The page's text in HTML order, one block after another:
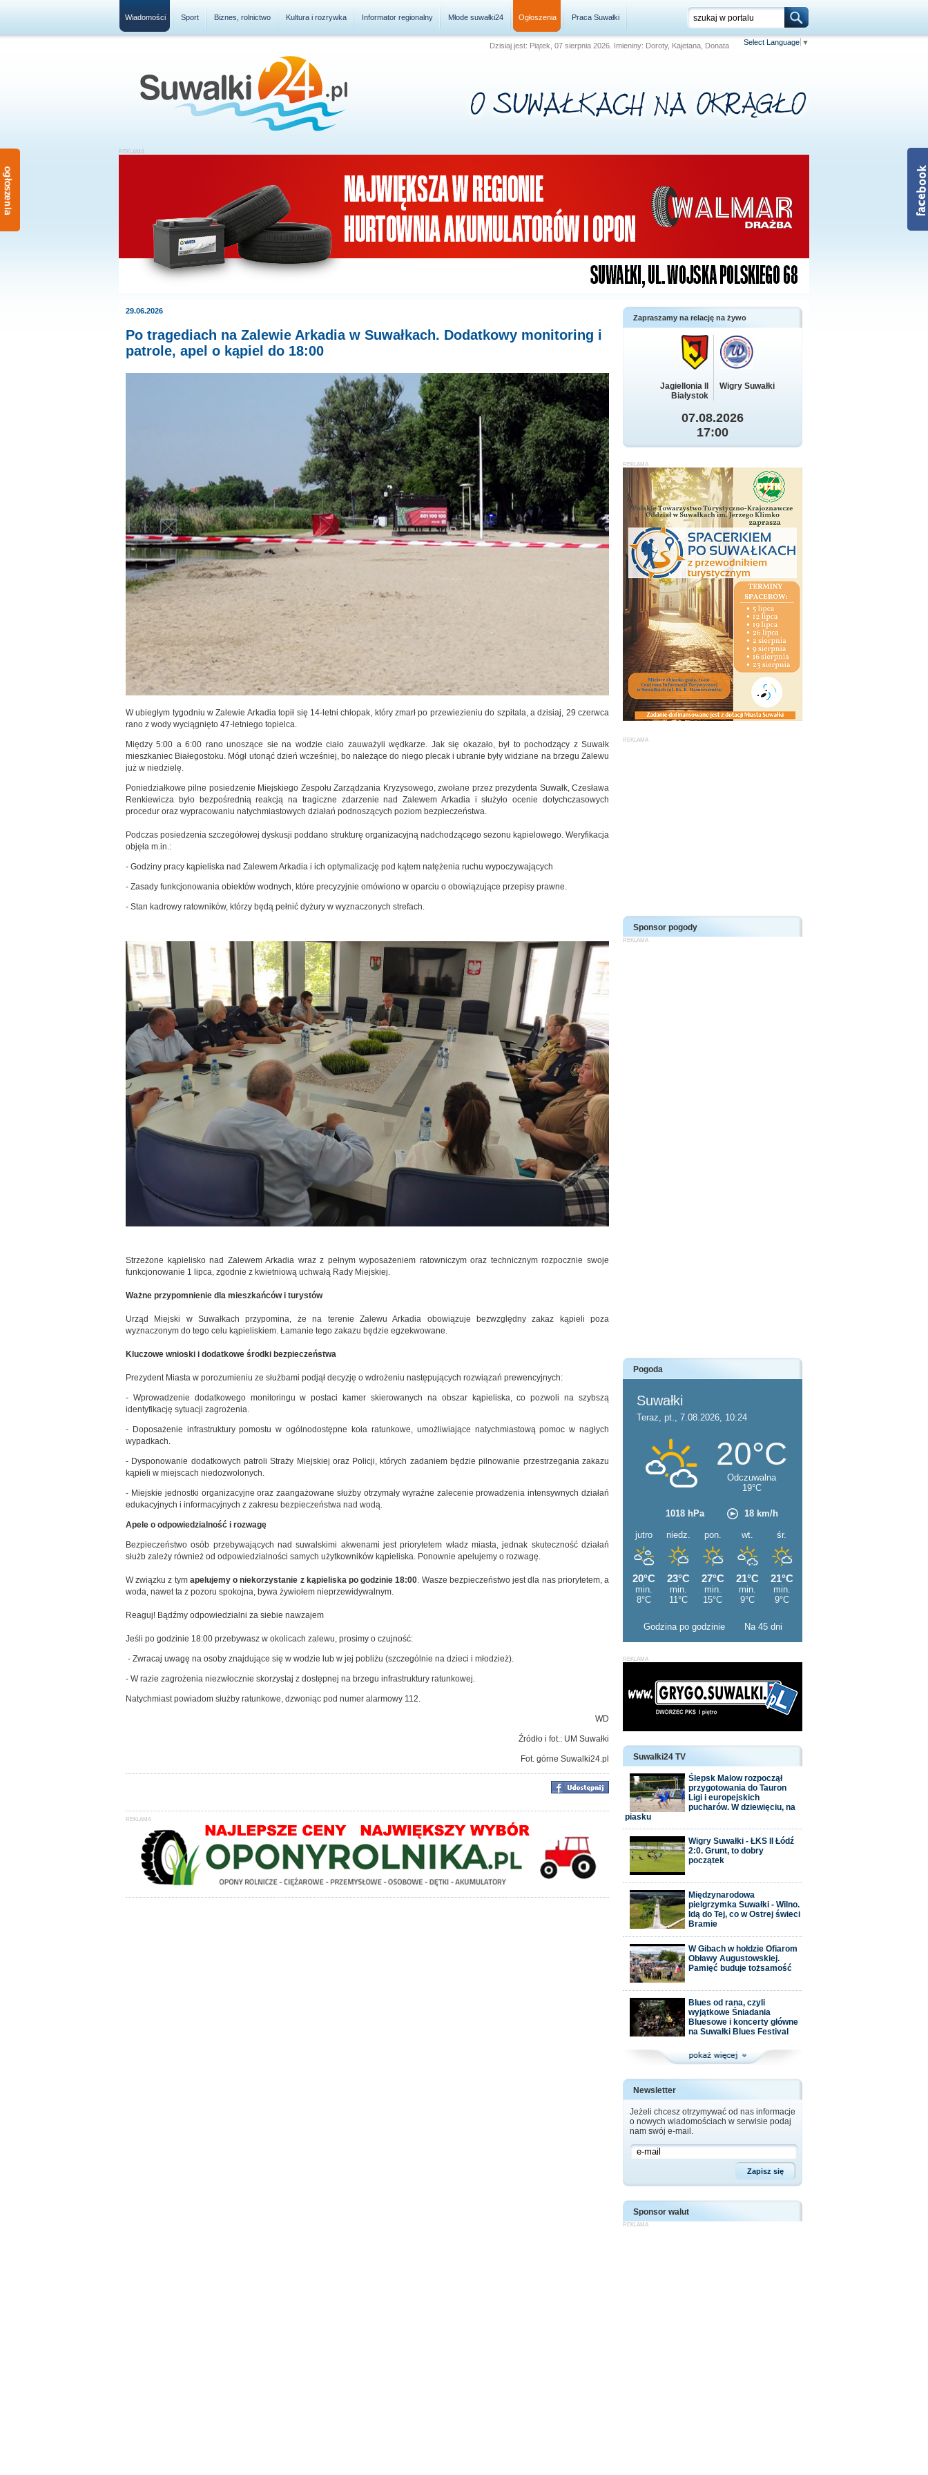
Wiadomości Sport Biznes, rolnictwo Kultura i rozrywka Informator regionalny Młode suwałki24 Ogłoszenia Praca Suwałki
Dzisiaj jest: Piątek, 07 sierpnia 2026. Imieniny: Doroty, Kajetana, Donata Select Language ▼
29.06.2026
Po tragediach na Zalewie Arkadia w Suwałkach. Dodatkowy monitoring i
patrole, apel o kąpiel do 18:00
W ubiegłym tygodniu w Zalewie Arkadia topił się 14-letni chłopak, który zmarł po przewiezieniu do szpitala, a dzisiaj, 29 czerwca
rano z wody wyciągnięto 47-letniego topielca.
Między 5:00 a 6:00 rano unoszące sie na wodzie ciało zauważyli wędkarze. Jak się okazało, był to pochodzący z Suwałk
mieszkaniec Białegostoku. Mógł utonąć dzień wcześniej, bo należące do niego plecak i ubranie były widziane na brzegu Zalewu
już w niedzielę.
Poniedziałkowe pilne posiedzenie Miejskiego Zespołu Zarządzania Kryzysowego, zwołane przez prezydenta Suwałk, Czesława
Renkiewicza było bezpośrednią reakcją na tragiczne zdarzenie nad Zalewem Arkadia i służyło ocenie dotychczasowych
procedur oraz wypracowaniu natychmiastowych działań podnoszących poziom bezpieczeństwa.
Podczas posiedzenia szczegółowej dyskusji poddano strukturę organizacyjną nadchodzącego sezonu kąpielowego. Weryfikacja
objęła m.in.:
- Godziny pracy kąpieliska nad Zalewem Arkadia i ich optymalizację pod kątem natężenia ruchu wypoczywających
- Zasady funkcjonowania obiektów wodnych, które precyzyjnie omówiono w oparciu o obowiązujące przepisy prawne.
- Stan kadrowy ratowników, którzy będą pełnić dyżury w wyznaczonych strefach.
Strzeżone kąpielisko nad Zalewem Arkadia wraz z pełnym wyposażeniem ratowniczym oraz technicznym rozpocznie swoje
funkcjonowanie 1 lipca, zgodnie z kwietniową uchwałą Rady Miejskiej.
Ważne przypomnienie dla mieszkańców i turystów
Urząd Miejski w Suwałkach przypomina, że na terenie Zalewu Arkadia obowiązuje bezwzględny zakaz kąpieli poza
wyznaczonym do tego celu kąpieliskiem. Łamanie tego zakazu będzie egzekwowane.
Kluczowe wnioski i dodatkowe środki bezpieczeństwa
Prezydent Miasta w porozumieniu ze służbami podjął decyzję o wdrożeniu następujących rozwiązań prewencyjnych:
- Wprowadzenie dodatkowego monitoringu w postaci kamer skierowanych na obszar kąpieliska, co pozwoli na szybszą
identyfikację sytuacji zagrożenia.
- Doposażenie infrastruktury pomostu w ogólnodostępne koła ratunkowe, umożliwiające natychmiastową pomoc w nagłych
wypadkach.
- Dysponowanie dodatkowych patroli Straży Miejskiej oraz Policji, których zadaniem będzie pilnowanie przestrzegania zakazu
kąpieli w miejscach niedozwolonych.
- Miejskie jednostki organizacyjne oraz zaangażowane służby otrzymały wyraźne zalecenie prowadzenia intensywnych działań
edukacyjnych i informacyjnych z zakresu bezpieczeństwa nad wodą.
Apele o odpowiedzialność i rozwagę
Bezpieczeństwo osób przebywających nad suwalskimi akwenami jest priorytetem władz miasta, jednak skuteczność działań
służb zależy również od odpowiedzialności samych użytkowników kąpieliska. Ponownie apelujemy o rozwagę.
W związku z tym apelujemy o niekorzystanie z kąpieliska po godzinie 18:00. Wasze bezpieczeństwo jest dla nas priorytetem, a
woda, nawet ta z pozoru spokojna, bywa żywiołem nieprzewidywalnym.
Reaguj! Bądźmy odpowiedzialni za siebie nawzajem
Jeśli po godzinie 18:00 przebywasz w okolicach zalewu, prosimy o czujność:
- Zwracaj uwagę na osoby znajdujące się w wodzie lub w jej pobliżu (szczególnie na dzieci i młodzież).
- W razie zagrożenia niezwłocznie skorzystaj z dostępnej na brzegu infrastruktury ratunkowej.
Natychmiast powiadom służby ratunkowe, dzwoniąc pod numer alarmowy 112.
WD
Źródło i fot.: UM Suwałki
Fot. górne Suwalki24.pl
Zapraszamy na relację na żywo
Jagiellonia II
Białystok
Wigry Suwałki
07.08.2026
17:00
Sponsor pogody
Pogoda
Godzina po godzinie Na 45 dni
Suwałki24 TV
Ślepsk Malow rozpoczął
przygotowania do Tauron
Ligi i europejskich
pucharów. W dziewięciu, na
piasku
Wigry Suwałki - ŁKS II Łódź
2:0. Grunt, to dobry
początek
Międzynarodowa
pielgrzymka Suwałki - Wilno.
Idą do Tej, co w Ostrej świeci
Bramie
W Gibach w hołdzie Ofiarom
Obławy Augustowskiej.
Pamięć buduje tożsamość
Blues od rana, czyli
wyjątkowe Śniadania
Bluesowe i koncerty główne
na Suwałki Blues Festival
Newsletter
Jeżeli chcesz otrzymywać od nas informacje
o nowych wiadomościach w serwisie podaj
nam swój e-mail.
Sponsor walut